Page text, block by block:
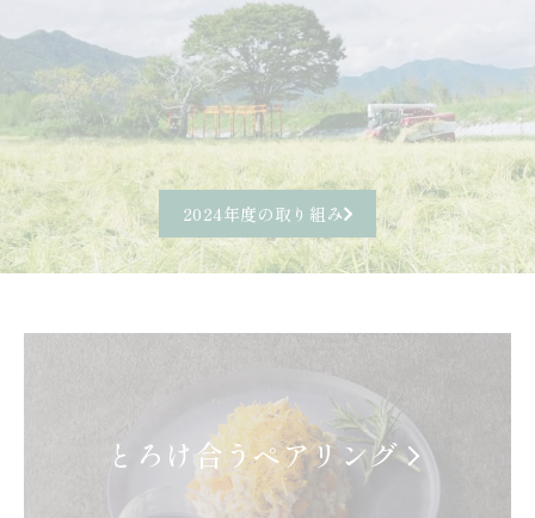
2024年度の取り組み
とろけ合うペアリング